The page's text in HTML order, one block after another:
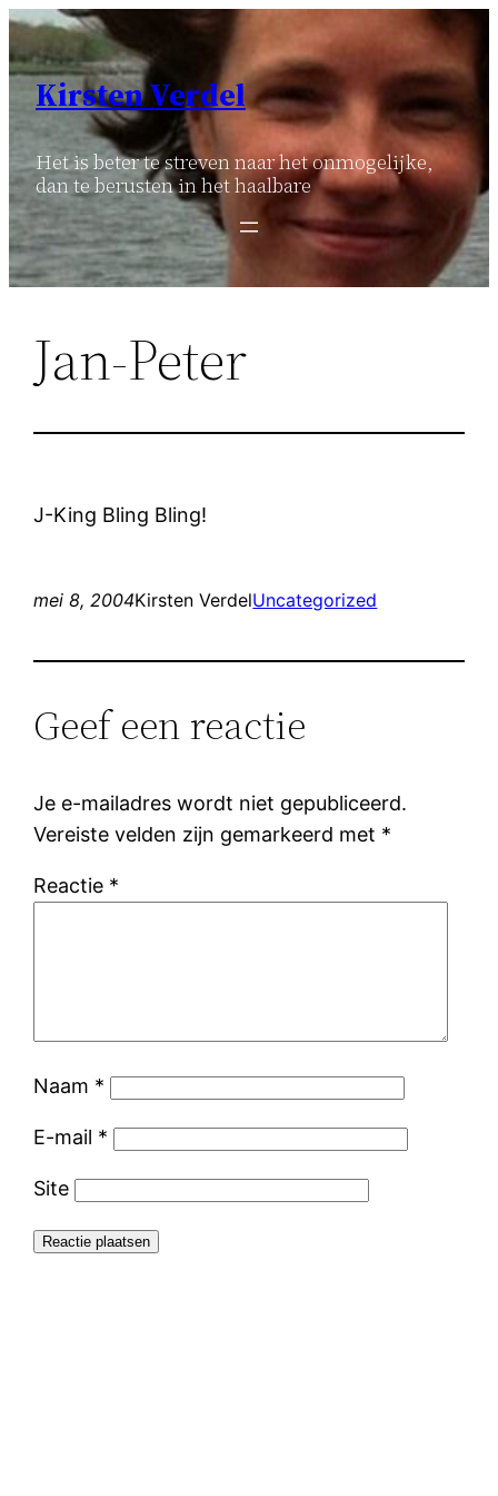
Ga
naar
inhoud
Kirsten Verdel
Het is beter te streven naar het onmogelijke,
dan te berusten in het haalbare
Jan-Peter
J-King Bling Bling!
mei 8, 2004Kirsten VerdelUncategorized
Geef een reactie
Je e-mailadres wordt niet gepubliceerd.
Vereiste velden zijn gemarkeerd met *
Reactie *
Naam *
E-mail *
Site